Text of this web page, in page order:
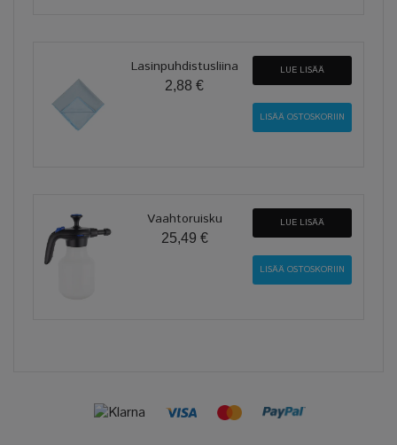
Lasinpuhdistusliina
2,88 €
LUE LISÄÄ
Vaahtoruisku
25,49 €
LUE LISÄÄ